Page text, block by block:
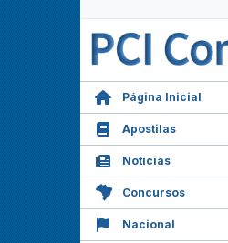
Página Inicial
Apostilas
Notícias
Concursos
Nacional